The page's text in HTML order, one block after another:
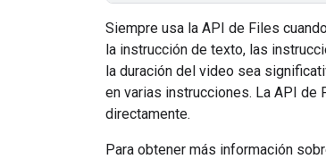
Siempre usa la API de Files
la instrucción de texto, las
la duración del video sea
en varias instrucciones. La API
directamente.
Para obtener más información